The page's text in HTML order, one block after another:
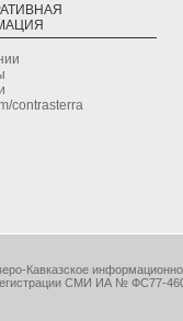
contrasterra
Кавказское
СМИ ИА № ФС77-